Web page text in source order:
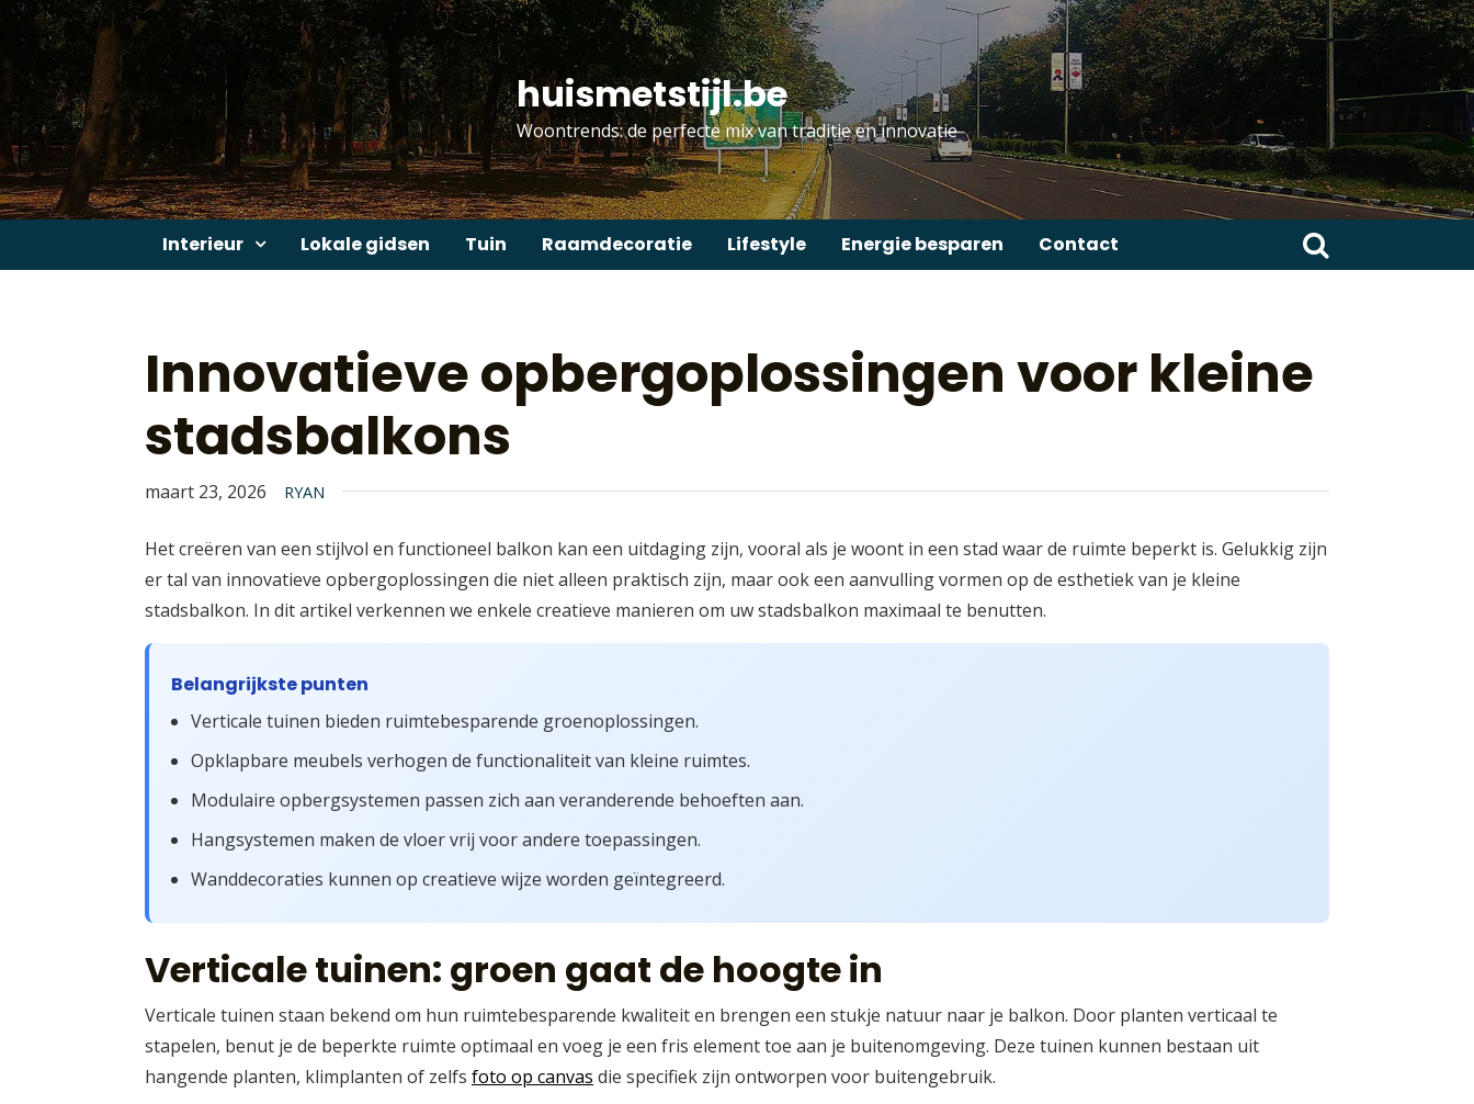
Skip
content
huismetstijl.be
Woontrends: de perfecte mix van traditie en innovatie
Interieur Lokale gidsen Tuin Raamdecoratie Lifestyle Energie besparen Contact
Zoeken
naar:
Innovatieve opbergoplossingen voor kleine
stadsbalkons
maart 23, 2026 RYAN
Het creëren van een stijlvol en functioneel balkon kan een uitdaging zijn, vooral als je woont in een stad waar de ruimte beperkt is. Gelukkig zijn
er tal van innovatieve opbergoplossingen die niet alleen praktisch zijn, maar ook een aanvulling vormen op de esthetiek van je kleine
stadsbalkon. In dit artikel verkennen we enkele creatieve manieren om uw stadsbalkon maximaal te benutten.
Belangrijkste punten
Verticale tuinen bieden ruimtebesparende groenoplossingen.
Opklapbare meubels verhogen de functionaliteit van kleine ruimtes.
Modulaire opbergsystemen passen zich aan veranderende behoeften aan.
Hangsystemen maken de vloer vrij voor andere toepassingen.
Wanddecoraties kunnen op creatieve wijze worden geïntegreerd.
Verticale tuinen: groen gaat de hoogte in
Verticale tuinen staan bekend om hun ruimtebesparende kwaliteit en brengen een stukje natuur naar je balkon. Door planten verticaal te
stapelen, benut je de beperkte ruimte optimaal en voeg je een fris element toe aan je buitenomgeving. Deze tuinen kunnen bestaan uit
hangende planten, klimplanten of zelfs foto op canvas die specifiek zijn ontworpen voor buitengebruik.